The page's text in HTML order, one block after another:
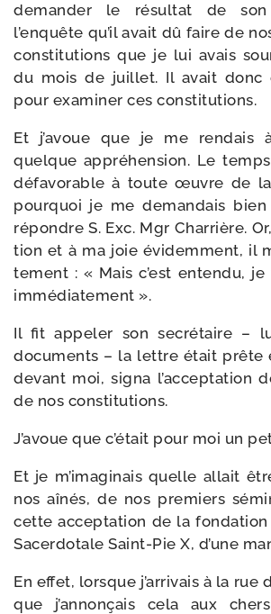
deman­der le résul­tat de
l’enquête qu’il avait dû faire de
consti­tu­tions que je lui avais
du mois de juillet. Il avait donc
pour exa­mi­ner ces constitutions.
Et j’avoue que je me ren­dais
quelque appré­hen­sion. Le
défa­vo­rable à toute œuvre de la
pour­quoi je me deman­dais bien
répondre S. Exc. Mgr Charrière.
tion et à ma joie évi­dem­ment, il
te­ment : « Mais c’est enten­du,
immédiatement ».
Il fit appe­ler son secré­taire –
docu­ments – la lettre était prête
devant moi, signa l’acceptation
de nos constitutions.
J’avoue que c’était pour moi un
Et je m’imaginais quelle allait
nos aînés, de nos pre­miers
cette accep­ta­tion de la
Sacerdotale Saint-​Pie X, d’une
En effet, lorsque j’arrivais à la rue
que j’annonçais cela aux